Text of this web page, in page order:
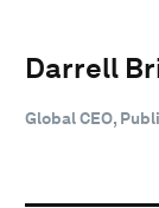
Darrell
Global CEO,